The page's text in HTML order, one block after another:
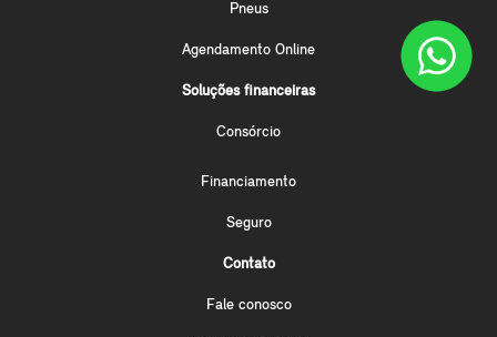
Pneus
Agendamento Online
Soluções financeiras
Consórcio
Financiamento
Seguro
Contato
Fale conosco